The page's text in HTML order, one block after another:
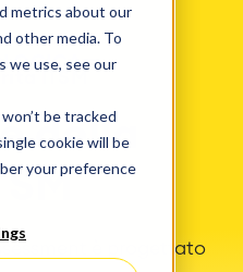
metrics about our
other media. To
we use, see our
be tracked
cookie will be
your preference
ITSM
della
è progettato